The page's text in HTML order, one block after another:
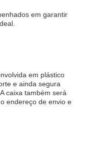
em garantir
em plástico
e ainda segura
caixa também será
endereço de envio e